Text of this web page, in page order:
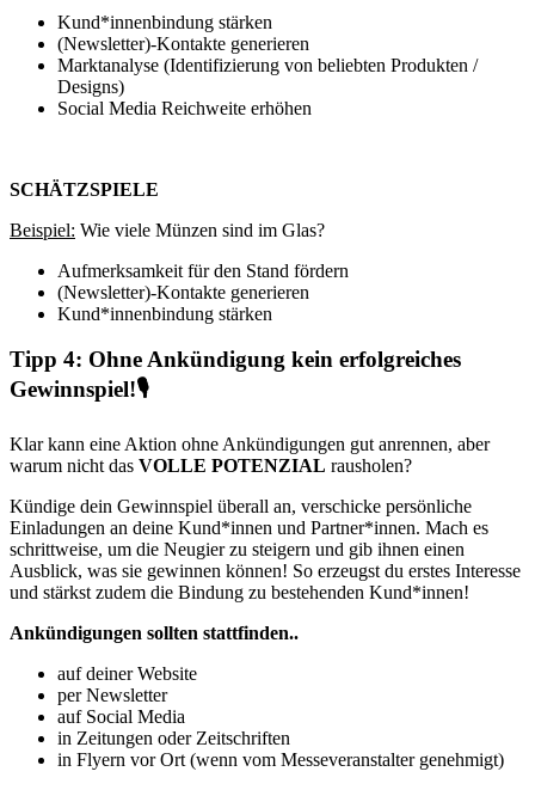
Kund*innenbindung stärken
(Newsletter)-Kontakte generieren
Marktanalyse (Identifizierung von beliebten Produkten /
Designs)
Social Media Reichweite erhöhen
SCHÄTZSPIELE
Beispiel: Wie viele Münzen sind im Glas?
Aufmerksamkeit für den Stand fördern
(Newsletter)-Kontakte generieren
Kund*innenbindung stärken
Tipp 4: Ohne Ankündigung kein erfolgreiches
Gewinnspiel!🎙️
Klar kann eine Aktion ohne Ankündigungen gut anrennen, aber
warum nicht das VOLLE POTENZIAL rausholen?
Kündige dein Gewinnspiel überall an, verschicke persönliche
Einladungen an deine Kund*innen und Partner*innen. Mach es
schrittweise, um die Neugier zu steigern und gib ihnen einen
Ausblick, was sie gewinnen können! So erzeugst du erstes Interesse
und stärkst zudem die Bindung zu bestehenden Kund*innen!
Ankündigungen sollten stattfinden..
auf deiner Website
per Newsletter
auf Social Media
in Zeitungen oder Zeitschriften
in Flyern vor Ort (wenn vom Messeveranstalter genehmigt)